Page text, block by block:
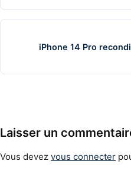
iPhone 14 Pro
Laisser un
Vous devez vous connecter